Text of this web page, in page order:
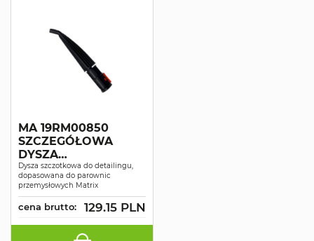
MA 19RM00850
SZCZEGÓŁOWA
DYSZA
SZCZOTKOWA
Dysza szczotkowa do detailingu,
dopasowana do parownic
przemysłowych Matrix
cena brutto: 129.15 PLN